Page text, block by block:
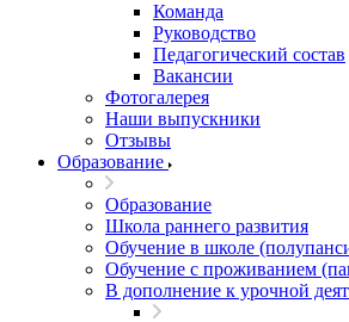
Команда
Руководство
Педагогический состав
Вакансии
Фотогалерея
Наши выпускники
Отзывы
Образование
Образование
Школа раннего развития
Обучение в школе
Обучение с проживанием
В дополнение к урочной